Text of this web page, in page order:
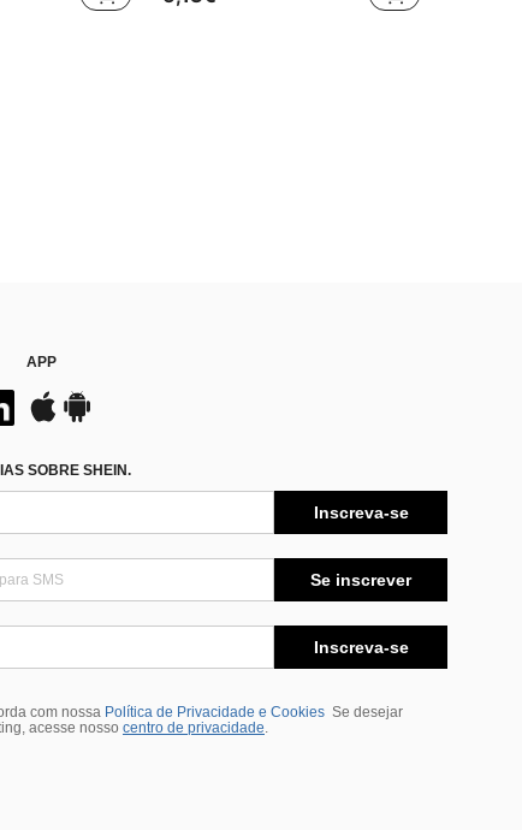
APP
SOBRE SHEIN.
Inscreva-se
Se inscrever
Inscreva-se
com nossa Política de Privacidade e Cookies Se desejar
acesse nosso centro de privacidade.